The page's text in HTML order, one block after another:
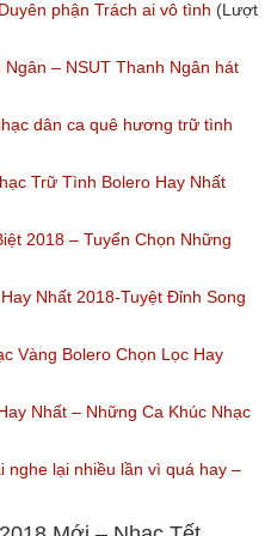
phận Trách ai vô tình (Lượt
– NSUT Thanh Ngân hát
dân ca quê hương trữ tình
Trữ Tình Bolero Hay Nhất
2018 – Tuyển Chọn Những
Hay Nhất
Nhất 2018-Tuyệt Đỉnh Song
Ngào
Vàng Bolero Chọn Lọc Hay
Nhất – Những Ca Khúc Nhạc
nghe lại nhiều lần vì quá hay –